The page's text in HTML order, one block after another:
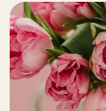
Prévoyance
Monument
Livraison de